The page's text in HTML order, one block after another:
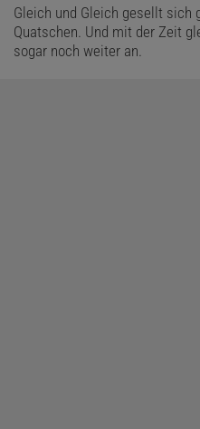
Haustiere sorgten in beiden
Konfliktstoff.
Gleich und Gleich gesellt sich
Quatschen. Und mit der Zeit
sogar noch weiter an.